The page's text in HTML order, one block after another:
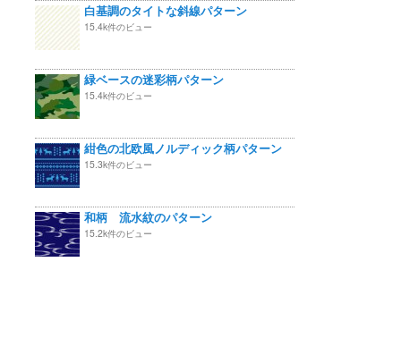
白基調のタイトな斜線パターン
15.4k件のビュー
緑ベースの迷彩柄パターン
15.4k件のビュー
紺色の北欧風ノルディック柄パターン
15.3k件のビュー
和柄 流水紋のパターン
15.2k件のビュー